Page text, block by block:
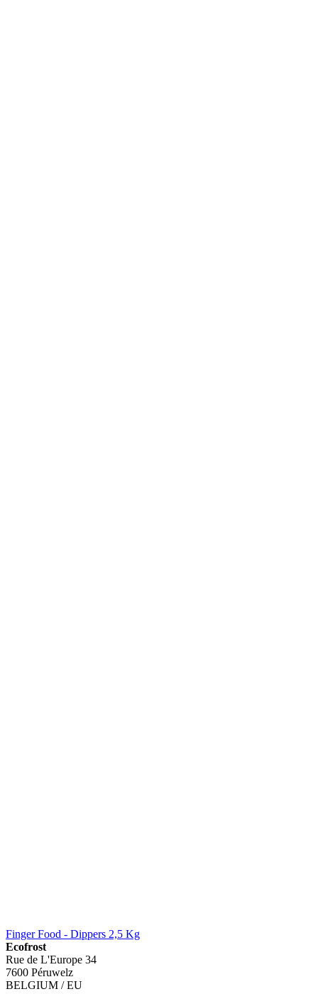
Finger Food - Dippers 2,5 Kg
Ecofrost
Rue de L'Europe 34
7600 Péruwelz
BELGIUM / EU